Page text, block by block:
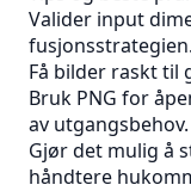
Valider input
fusjonsstrategien.
Få bilder raskt til
Bruk PNG for
av utgangsbehov.
Gjør det mulig å
håndtere